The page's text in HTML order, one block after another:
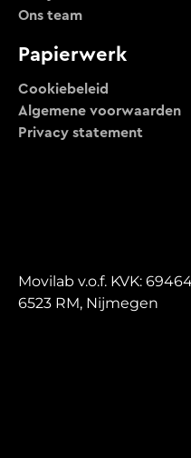
Ons team
Papierwerk
Cookiebeleid
Algemene voorwaarden
Privacy statement
Movilab v.o.f. KVK:
6523 RM, Nijmegen